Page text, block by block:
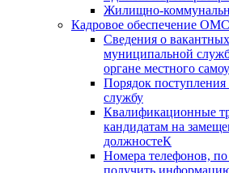
Жилищно-
Кадровое обеспечение ОМС
Сведения о
муниципальной
органе местного
Порядок
службу
Квалификационные
кандидатам на
должностеК
Номера телефонов,
получить